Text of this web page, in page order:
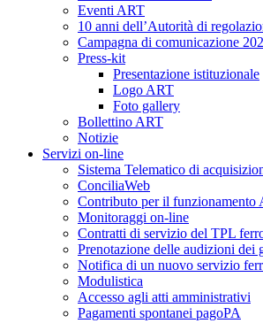
Eventi ART
10 anni dell’Autorità di
Campagna di comunicazione
Press-kit
Presentazione istituzionale
Logo ART
Foto gallery
Bollettino ART
Notizie
Servizi on-line
Sistema Telematico di
ConciliaWeb
Contributo per il funzionamento
Monitoraggi on-line
Contratti di servizio del TPL
Prenotazione delle audizioni dei
Notifica di un nuovo servizio
Modulistica
Accesso agli atti amministrativi
Pagamenti spontanei pagoPA